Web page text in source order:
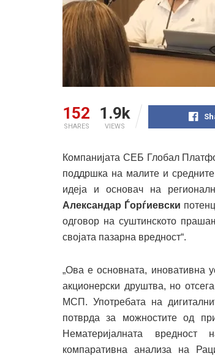
152
SHARES
1.9k
VIEWS
Компанијата СЕБ Глобал
поддршка на малите и средните
идеја и основач на
Александар Ѓорѓиевски
одговор на суштинското
својата пазарна вредност“.
„Ова е основната, иновативна
акционерски друштва, но
МСП. Употребата на
потврда за можностите од
Нематеријалната вредност
компаративна анализа на